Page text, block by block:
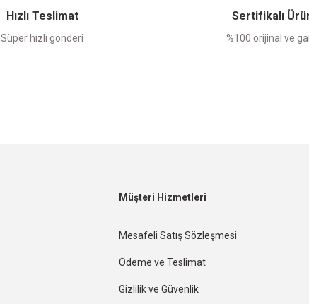
Hızlı Teslimat
Süper hızlı gönderi
Sertifikalı
%100 orijinal ve
Müşteri Hizmetleri
Mesafeli Satış Sözleşmesi
Ödeme ve Teslimat
Gizlilik ve Güvenlik